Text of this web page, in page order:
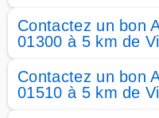
Contactez un bon
01300 à 5 km de
Contactez un bon
01510 à 5 km de